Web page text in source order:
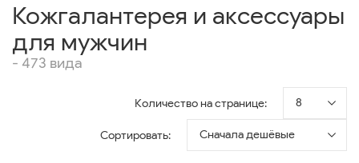
Кожгалантерея и аксессуары
для мужчин
- 473 вида
Количество на странице: 8
Сортировать: Сначала дешёвые